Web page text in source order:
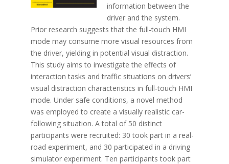
information between the
driver and the system.
Prior research suggests that the full-touch HMI
mode may consume more visual resources from
the driver, yielding in potential visual distraction.
This study aims to investigate the effects of
interaction tasks and traffic situations on drivers’
visual distraction characteristics in full-touch HMI
mode. Under safe conditions, a novel method
was employed to create a visually realistic car-
following situation. A total of 50 distinct
participants were recruited: 30 took part in a real-
road experiment, and 30 participated in a driving
simulator experiment. Ten participants took part